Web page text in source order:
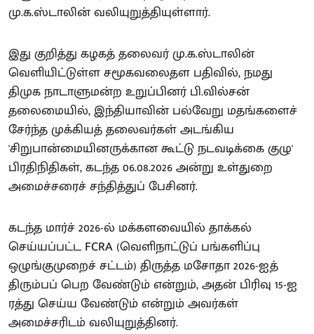
மு.க.ஸ்டாலின் வலியுறுத்தியுள்ளார்.
இது குறித்து கழகத் தலைவர் மு.க.ஸ்டாலின்
வெளியிட்டுள்ள சமூகவலைதள பதிவில், நமது
திமுக நாடாளுமன்ற உறுப்பினர் பி.வில்சன்
தலைமையில், இந்தியாவின் பல்வேறு மதங்களைச்
சேர்ந்த முக்கியத் தலைவர்கள் அடங்கிய
'சிறுபான்மையினருக்கான கூட்டு நடவடிக்கை குழு'
பிரதிநிதிகள், கடந்த 06.08.2026 அன்று உள்துறை
அமைச்சரைச் சந்தித்துப் பேசினர்.
கடந்த மார்ச் 2026-ல் மக்களவையில் தாக்கல்
செய்யப்பட்ட FCRA (வெளிநாட்டுப் பங்களிப்பு
ஒழுங்குமுறைச் சட்டம்) திருத்த மசோதா 2026-ஐத்
திரும்பப் பெற வேண்டும் என்றும், அதன் பிரிவு 15-ஐ
ரத்து செய்ய வேண்டும் என்றும் அவர்கள்
அமைச்சரிடம் வலியுறுத்தினர்.